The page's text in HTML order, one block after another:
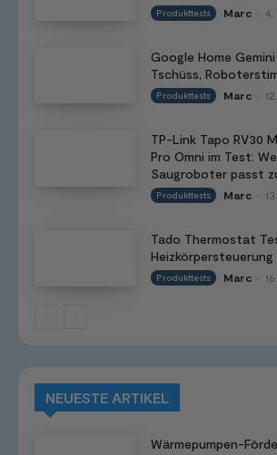
Produkttests Marc
Google Home
Tschüss,
Produkttests Marc
TP-Link Tapo RV30
Pro Omni im Test:
Saugroboter passt
Produkttests Marc
Tado Thermostat
Heizkörpersteuerung
Produkttests Marc
NEUESTE ARTIKEL
Wärmepumpen-